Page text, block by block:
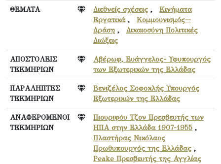
ΘΕΜΑΤΑ Διεθνείς σχέσεις , Κινήματα
Εργατικά, Κομμουνισμός--
Δράση , Δικαιοσύνη Πολιτικές
Διώξεις
ΑΠΟΣΤΟΛΕΙΣ
ΤΕΚΜΗΡΙΩΝ
Αβέρωφ, Ευάγγελος- Υφυπουργός
των Εξωτερικών της Ελλάδας
ΠΑΡΑΛΗΠΤΕΣ
ΤΕΚΜΗΡΙΩΝ
Βενιζέλος Σοφοκλής Υπουργός
Εξωτερικών της Ελλάδας
ΑΝΑΦΕΡΟΜΕΝΟΙ
ΤΕΚΜΗΡΙΩΝ
Πιουριφόυ Τζον Πρεσβευτής των
ΗΠΑ στην Ελλάδα 1907-1955 ,
Πλαστήρας Νικόλαος
Πρωθυπουργός της Ελλάδας ,
Peake Πρεσβευτής της Αγγλίας